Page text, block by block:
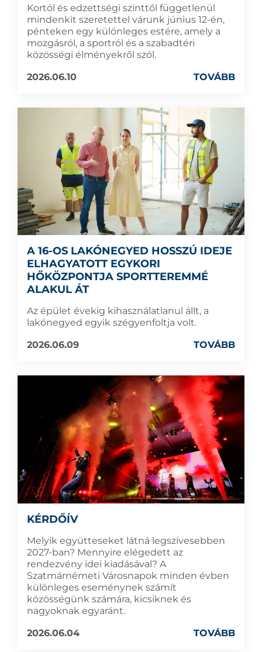
Kortól és edzettségi szinttől függetlenül
mindenkit szeretettel várunk június 12-én,
pénteken egy különleges estére, amely a
mozgásról, a sportról és a szabadtéri
közösségi élményekről szól.
2026.06.10
TOVÁBB
A 16-OS LAKÓNEGYED HOSSZÚ IDEJE
ELHAGYATOTT EGYKORI
HŐKÖZPONTJA SPORTTEREMMÉ
ALAKUL ÁT
Az épület évekig kihasználatlanul állt, a
lakónegyed egyik szégyenfoltja volt.
2026.06.09
TOVÁBB
KÉRDŐÍV
Melyik együtteseket látná legszívesebben
2027-ban? Mennyire elégedett az
rendezvény idei kiadásával? A
Szatmárnémeti Városnapok minden évben
különleges eseménynek számít
közösségünk számára, kicsiknek és
nagyoknak egyaránt.
2026.06.04
TOVÁBB